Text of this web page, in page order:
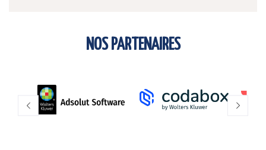
NOS PARTENAIRES